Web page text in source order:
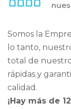
Somos la
lo tanto,
total de
rápidas y
calidad.
¡Hay más de